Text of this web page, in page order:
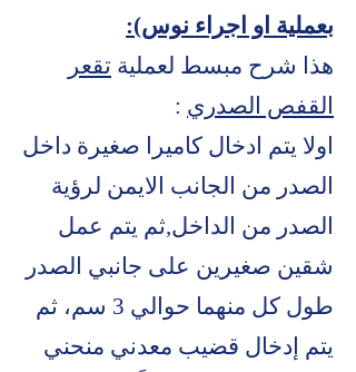
بعملية او اجراء نوس):
هذا شرح مبسط لعملية تقعر
القفص الصدري :
اولا يتم ادخال كاميرا صغيرة داخل
الصدر من الجانب الايمن لرؤية
الصدر من الداخل,ثم يتم عمل
شقين صغيرين على جانبي الصدر
طول كل منهما حوالي 3 سم، ثم
يتم إدخال قضيب معدني منحني